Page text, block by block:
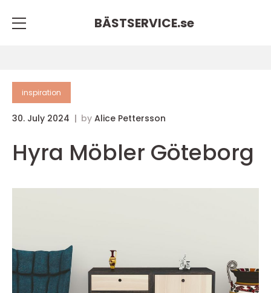
BÄSTSERVICE.se
inspiration
30. July 2024 by Alice Pettersson
Hyra Möbler Göteborg